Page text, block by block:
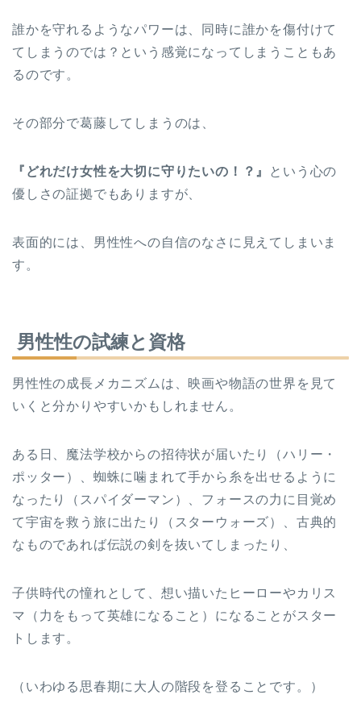
誰かを守れるようなパワーは、同時に誰かを傷付けて
てしまうのでは？という感覚になってしまうこともあ
るのです。
その部分で葛藤してしまうのは、
『どれだけ女性を大切に守りたいの！？』
という心の
優しさの証拠でもありますが、
表面的には、男性性への自信のなさに見えてしまいま
す。
男性性の試練と資格
男性性の成長メカニズムは、映画や物語の世界を見て
いくと分かりやすいかもしれません。
ある日、魔法学校からの招待状が届いたり（ハリー・
ポッター）、蜘蛛に噛まれて手から糸を出せるように
なったり（スパイダーマン）、フォースの力に目覚め
て宇宙を救う旅に出たり（スターウォーズ）、古典的
なものであれば伝説の剣を抜いてしまったり、
子供時代の憧れとして、想い描いたヒーローやカリス
マ（力をもって英雄になること）になることがスター
トします。
（いわゆる思春期に大人の階段を登ることです。）